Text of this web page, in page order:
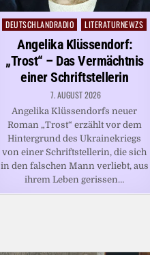
Posted
DEUTSCHLANDRADIO LITERATURNEWZS
Angelika Klüssendorf:
„Trost“ – Das Vermächtnis
einer Schriftstellerin
7. AUGUST 2026
Angelika Klüssendorfs neuer
Roman „Trost“ erzählt vor dem
Hintergrund des Ukrainekriegs
von einer Schriftstellerin, die sich
in den falschen Mann verliebt, aus
ihrem Leben gerissen…